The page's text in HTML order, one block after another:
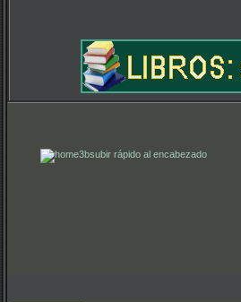
subir rápido al encabezado